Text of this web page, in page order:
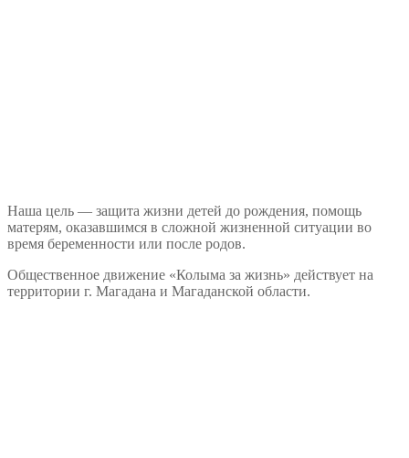
Наша цель — защита жизни детей до рождения, помощь
матерям, оказавшимся в сложной жизненной ситуации во
время беременности или после родов.
Общественное движение «Колыма за жизнь» действует на
территории г. Магадана и Магаданской области.